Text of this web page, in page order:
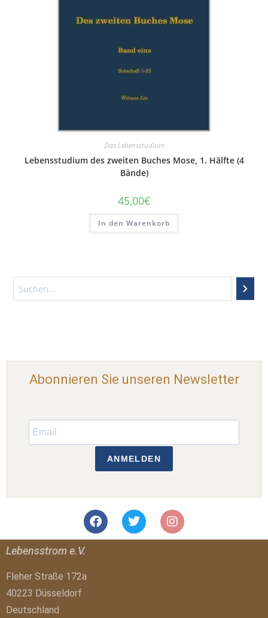
Das Lebensstudium
Lebensstudium des zweiten Buches Mose, 1. Hälfte (4
Bände)
45,00€
In den Warenkorb
Abonnieren Sie unseren Newsletter
ANMELDEN
Lebensstrom e.V.
Fleher Straße 172a
40223 Düsseldorf
Deutschland